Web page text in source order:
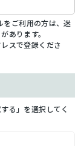
をご利用の方は、迷
あります。
スで登録くださ
る」を選択してく